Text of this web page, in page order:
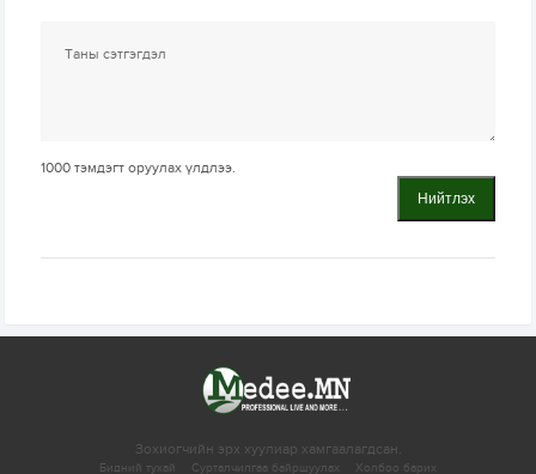
1000 тэмдэгт оруулах үлдлээ.
Нийтлэх
Зохиогчийн эрх хуулиар хамгаалагдсан.
Бидний тухай Сурталчилгаа байршуулах Холбоо барих